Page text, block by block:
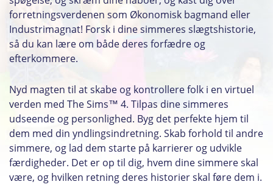
forretningsverdenen som Økonomisk bagmand eller
Industrimagnat! Forsk i dine simmeres slægtshistorie,
så du kan lære om både deres forfædre og
efterkommere.
Nyd magten til at skabe og kontrollere folk i en virtuel
verden med The Sims™ 4. Tilpas dine simmeres
udseende og personlighed. Byg det perfekte hjem til
dem med din yndlingsindretning. Skab forhold til andre
simmere, og lad dem starte på karrierer og udvikle
færdigheder. Det er op til dig, hvem dine simmere skal
være, og hvilken retning deres historier skal føre dem i.